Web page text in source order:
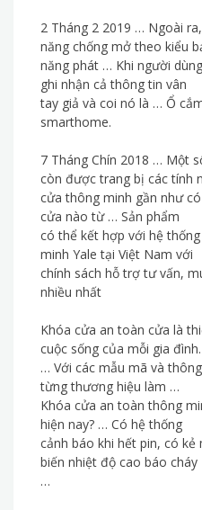
2 Tháng 2 2019 … Ngoài
năng chống mở theo kiểu
năng phát … Khi người
ghi nhận cả thông tin vân
tay giả và coi nó là … Ổ
smarthome.
7 Tháng Chín 2018 … Một
còn được trang bị các tính
cửa thông minh gần như
cửa nào từ … Sản phẩm
có thể kết hợp với hệ
minh Yale tại Việt Nam với
chính sách hỗ trợ tư vấn,
nhiều nhất
Khóa cửa an toàn cửa là
cuộc sống của mỗi gia đình.
… Với các mẫu mã và
từng thương hiệu làm …
Khóa cửa an toàn thông
hiện nay? … Có hệ thống
cảnh báo khi hết pin, có kẻ
biến nhiệt độ cao báo cháy
…